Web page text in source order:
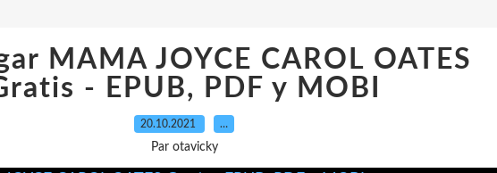
MAMA JOYCE CAROL OATES
- EPUB, PDF y MOBI
20.10.2021 …
Par otavicky